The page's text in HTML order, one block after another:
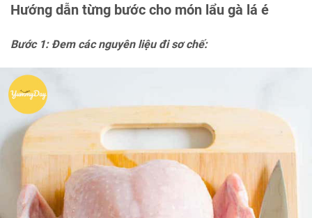
Hướng dẫn từng bước cho món lẩu gà lá é
Bước 1: Đem các nguyên liệu đi sơ chế: